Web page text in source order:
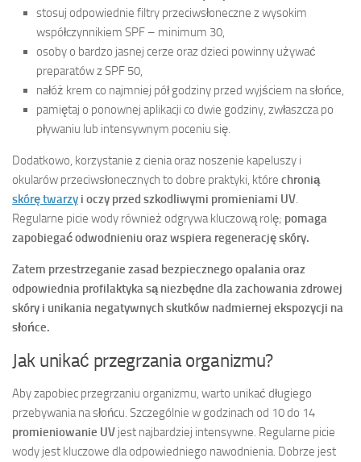
stosuj odpowiednie filtry przeciwsłoneczne z wysokim
współczynnikiem SPF – minimum 30,
osoby o bardzo jasnej cerze oraz dzieci powinny używać
preparatów z SPF 50,
nałóż krem co najmniej pół godziny przed wyjściem na słońce,
pamiętaj o ponownej aplikacji co dwie godziny, zwłaszcza po
pływaniu lub intensywnym poceniu się.
Dodatkowo, korzystanie z cienia oraz noszenie kapeluszy i
okularów przeciwsłonecznych to dobre praktyki, które chronią
skórę twarzy i oczy przed szkodliwymi promieniami UV.
Regularne picie wody również odgrywa kluczową rolę; pomaga
zapobiegać odwodnieniu oraz wspiera regenerację skóry.
Zatem przestrzeganie zasad bezpiecznego opalania oraz
odpowiednia profilaktyka są niezbędne dla zachowania zdrowej
skóry i unikania negatywnych skutków nadmiernej ekspozycji na
słońce.
Jak unikać przegrzania organizmu?
Aby zapobiec przegrzaniu organizmu, warto unikać długiego
przebywania na słońcu. Szczególnie w godzinach od 10 do 14
promieniowanie UV jest najbardziej intensywne. Regularne picie
wody jest kluczowe dla odpowiedniego nawodnienia. Dobrze jest